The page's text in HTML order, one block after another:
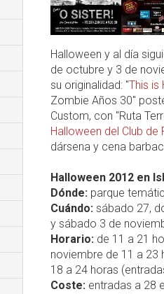
Halloween y al día
de octubre y 3 de
su originalidad: "This is
Zombie Años 30"
Custom, con "Ruta
Halloween del Club de
dársena y cena
Halloween 2012 en
Dónde: parque
Cuándo: sábado 27,
y sábado 3 de
Horario: de 11 a 21
noviembre de 11 a 23
18 a 24 horas
Coste: entradas a 28